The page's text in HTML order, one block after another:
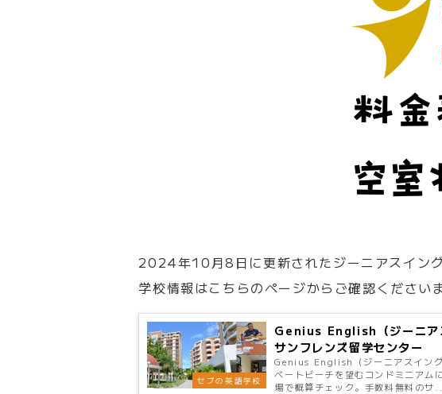
2024年10月8日に更新されたジーニアスイン
学校情報はこちらのページからご確認くださいま
セブの英語学校
Genius English（ジーニア
サンフレンズ留学センター
Genius English（ジーニアスイング
ベートビーチを望むコンドミニアム
場で概算チェック。手数料無料のサ...